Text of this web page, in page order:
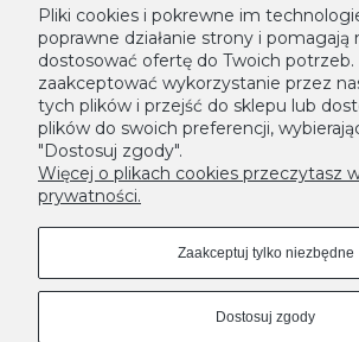
NEWSLETTER
Podaj swój adres e-mail, jeżeli chcesz
nowościach i promocjach.
Zapisz
Pliki cookies i pokrewne im
poprawne działanie strony i pomagają
dostosować ofertę do Twoich potrzeb.
zaakceptować wykorzystanie przez
tych plików i przejść do sklepu lub
plików do swoich preferencji,
"Dostosuj zgody".
Więcej o plikach cookies przeczytasz
prywatności.
Zaakceptuj tylko niezbędne
Dostosuj zgody